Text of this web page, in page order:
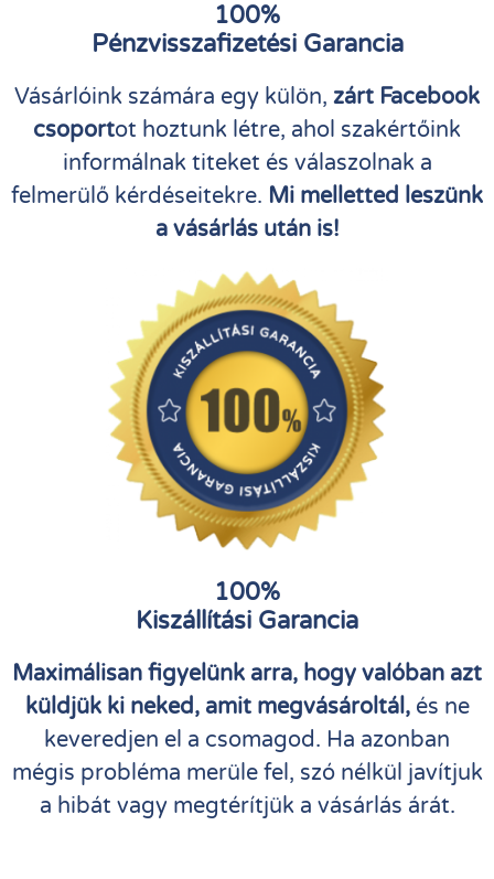
100%
Pénzvisszafizetési Garancia
Vásárlóink számára egy külön, zárt Facebook
csoportot hoztunk létre, ahol szakértőink
informálnak titeket és válaszolnak a
felmerülő kérdéseitekre. Mi melletted leszünk
a vásárlás után is!
100%
Kiszállítási Garancia
Maximálisan figyelünk arra, hogy valóban azt
küldjük ki neked, amit megvásároltál, és ne
keveredjen el a csomagod. Ha azonban
mégis probléma merüle fel, szó nélkül javítjuk
a hibát vagy megtérítjük a vásárlás árát.